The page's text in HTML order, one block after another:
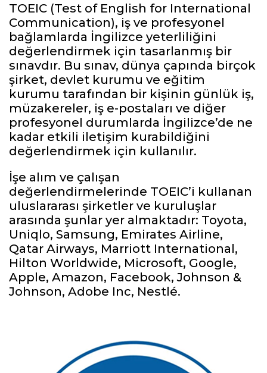
TOEIC (Test of English for International
Communication), iş ve profesyonel
bağlamlarda İngilizce yeterliliğini
değerlendirmek için tasarlanmış bir
sınavdır. Bu sınav, dünya çapında birçok
şirket, devlet kurumu ve eğitim
kurumu tarafından bir kişinin günlük iş,
müzakereler, iş e-postaları ve diğer
profesyonel durumlarda İngilizce’de ne
kadar etkili iletişim kurabildiğini
değerlendirmek için kullanılır.
İşe alım ve çalışan
değerlendirmelerinde TOEIC’i kullanan
uluslararası şirketler ve kuruluşlar
arasında şunlar yer almaktadır: Toyota,
Uniqlo, Samsung, Emirates Airline,
Qatar Airways, Marriott International,
Hilton Worldwide, Microsoft, Google,
Apple, Amazon, Facebook, Johnson &
Johnson, Adobe Inc, Nestlé.